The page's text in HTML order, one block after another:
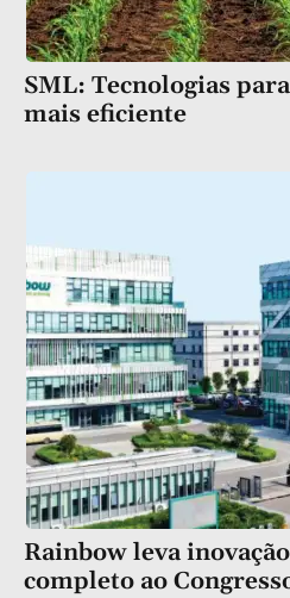
SML: Tecnologias
mais eficiente
Rainbow leva
completo ao